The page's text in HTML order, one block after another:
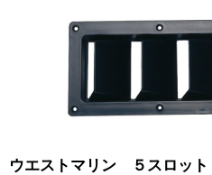
ウエストマリン ５スロッ